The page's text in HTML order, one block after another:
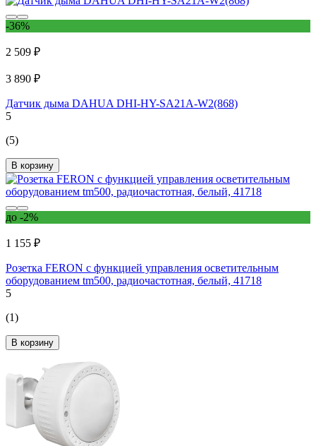
-36%
2 509 ₽
3 890 ₽
Датчик дыма DAHUA DHI-HY-SA21A-W2(868)
5
(5)
В корзину
до -2%
1 155 ₽
Розетка FERON с функцией управления осветительным
оборудованием tm500, радиочастотная, белый, 41718
5
(1)
В корзину